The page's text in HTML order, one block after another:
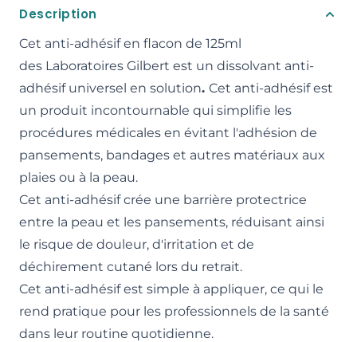
Description
Cet anti-adhésif en flacon de 125ml
des Laboratoires Gilbert est un dissolvant anti-
adhésif universel en solution. Cet anti-adhésif est
un produit incontournable qui simplifie les
procédures médicales en évitant l'adhésion de
pansements, bandages et autres matériaux aux
plaies ou à la peau.
Cet anti-adhésif crée une barrière protectrice
entre la peau et les pansements, réduisant ainsi
le risque de douleur, d'irritation et de
déchirement cutané lors du retrait.
Cet anti-adhésif est simple à appliquer, ce qui le
rend pratique pour les professionnels de la santé
dans leur routine quotidienne.